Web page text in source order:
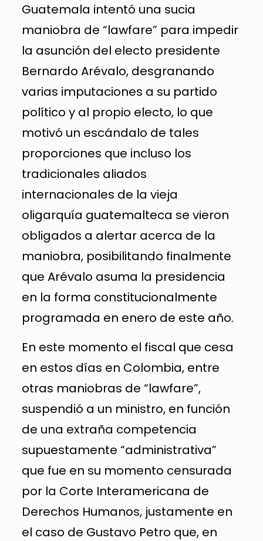
Guatemala intentó una sucia
maniobra de “lawfare” para impedir
la asunción del electo presidente
Bernardo Arévalo, desgranando
varias imputaciones a su partido
político y al propio electo, lo que
motivó un escándalo de tales
proporciones que incluso los
tradicionales aliados
internacionales de la vieja
oligarquía guatemalteca se vieron
obligados a alertar acerca de la
maniobra, posibilitando finalmente
que Arévalo asuma la presidencia
en la forma constitucionalmente
programada en enero de este año. ​
En este momento el fiscal que cesa
en estos días en Colombia, entre
otras maniobras de “lawfare”,
suspendió a un ministro, en función
de una extraña competencia
supuestamente “administrativa”
que fue en su momento censurada
por la Corte Interamericana de
Derechos Humanos, justamente en
el caso de Gustavo Petro que, en